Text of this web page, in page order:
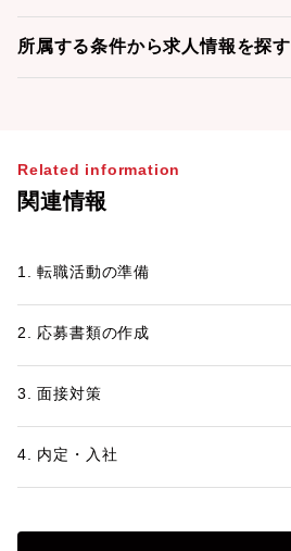
所属する条件から求人情報を探す
Related information
関連情報
1. 転職活動の準備
2. 応募書類の作成
3. 面接対策
4. 内定・入社